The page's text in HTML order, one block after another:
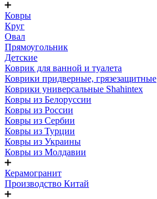
Ковры
Круг
Овал
Прямоугольник
Детские
Коврик для ванной и туалета
Коврики придверные, грязезащитные
Коврики универсальные Shahintex
Ковры из Белоруссии
Ковры из России
Ковры из Сербии
Ковры из Турции
Ковры из Украины
Ковры из Молдавии
Керамогранит
Производство Китай